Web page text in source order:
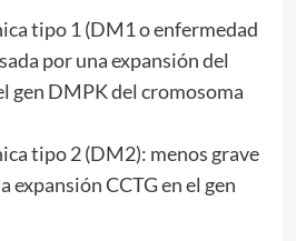
tipo 1 (DM1 o enfermedad
por una expansión del
gen DMPK del cromosoma
tipo 2 (DM2): menos grave
expansión CCTG en el gen